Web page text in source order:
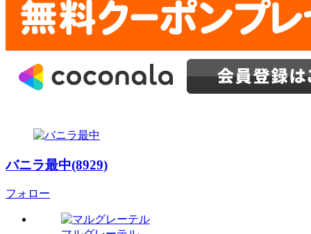
バニラ最中(8929)
フォロー